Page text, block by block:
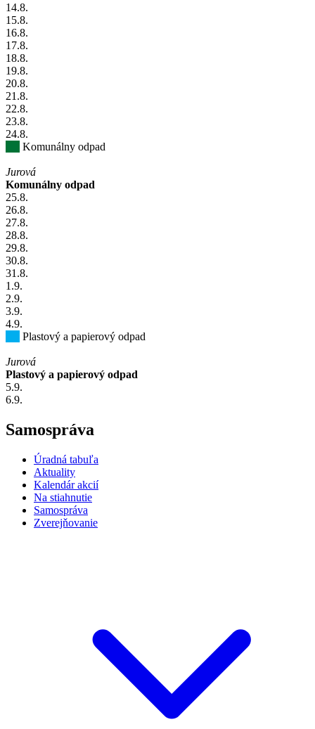
14.8.
15.8.
16.8.
17.8.
18.8.
19.8.
20.8.
21 .8.
22.8.
23.8.
24.8.
Komunálny odpad
Jurová
Komunálny odpad
25.8.
26.8.
27.8.
28.8.
29.8.
30.8.
31 .8.
1 .9.
2.9.
3.9.
4.9.
Plastový a papierový odpad
Jurová
Plastový a papierový odpad
5.9.
6.9.
Samospráva
Úradná tabuľa
Aktuality
Kalendár akcií
Na stiahnutie
Samospráva
Zverejňovanie